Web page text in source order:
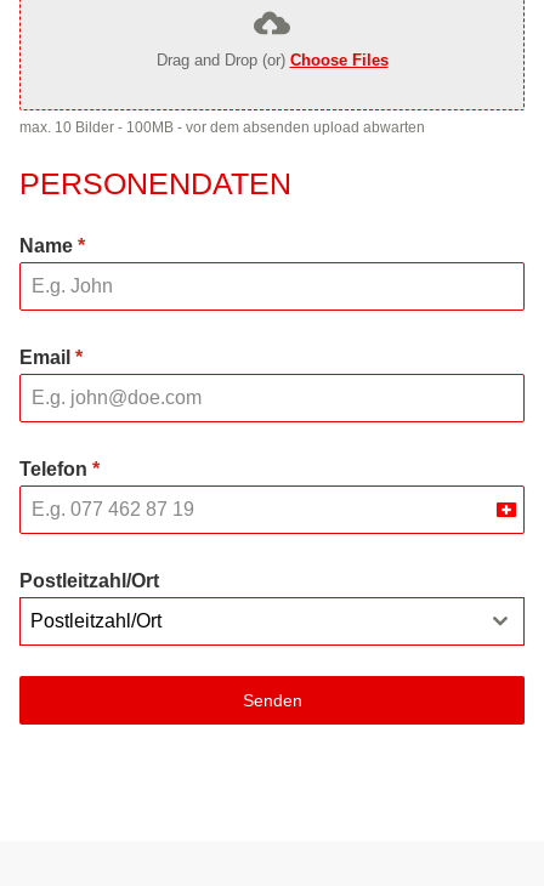
Drag and Drop (or) Choose Files
max. 10 Bilder - 100MB - vor dem absenden upload abwarten
PERSONENDATEN
Name *
Email *
Telefon *
Postleitzahl/Ort
Postleitzahl/Ort
Senden